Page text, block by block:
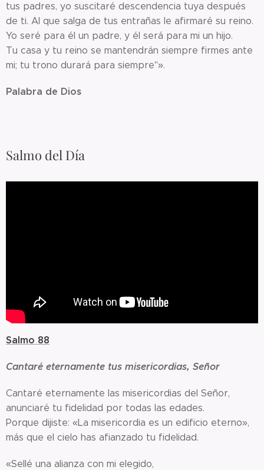
tus padres, yo suscitaré descendencia tuya después
de ti. Al que salga de tus entrañas le afirmaré su reino.
Yo seré para él un padre, y él será para mi un hijo.
Tu casa y tu reino se mantendrán siempre firmes ante
mi; tu trono durará para siempre"».
Palabra de Dios
Salmo del Día
Salmo 88
Cantaré eternamente tus misericordias, Señor
Cantaré eternamente las misericordias del Señor,
anunciaré tu fidelidad por todas las edades.
Porque dijiste: «La misericordia es un edificio eterno»,
más que el cielo has afianzado tu fidelidad.
«Sellé una alianza con mi elegido,